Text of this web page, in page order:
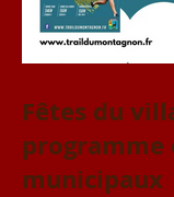
Fêtes du
programme
municipaux